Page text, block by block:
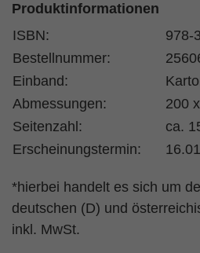
Produktinformationen
ISBN:
978-
Bestellnummer:
Einband:
Abmessungen:
200
Seitenzahl:
ca.
Erscheinungstermin:
*hierbei handelt es sich um
deutschen (D) und
inkl. MwSt.